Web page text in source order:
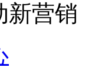
新营销